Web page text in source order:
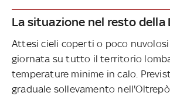
La situazione nel resto della
Attesi cieli coperti o poco
giornata su tutto il territorio
temperature minime in calo.
graduale sollevamento